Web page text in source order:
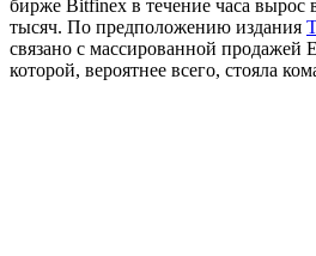
бирже Bitfinex в течение часа вырос
тысяч. По предположению издания
связано с массированной продажей
которой, вероятнее всего, стояла